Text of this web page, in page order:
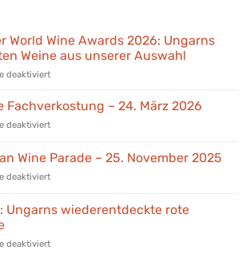
World Wine Awards 2026: Ungarns
Weine aus unserer Auswahl
deaktiviertfür
World
Awards
Ungarns
Weine
unserer
Fachverkostung – 24. März 2026
deaktiviertfür
Fachverkostung
–
24.
2026
Wine Parade – 25. November 2025
deaktiviertfür
Parade
25.
Ungarns wiederentdeckte rote
deaktiviertfür